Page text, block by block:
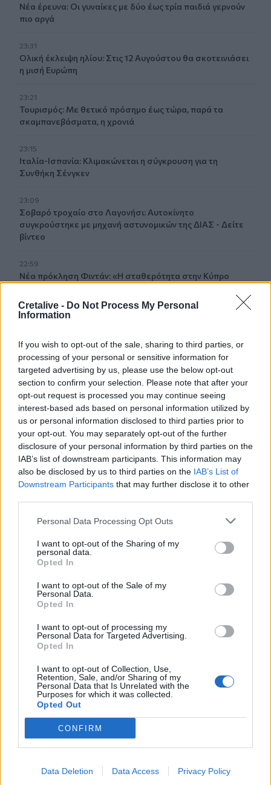
Cretalive - Do Not Process My Personal
Information
If you wish to opt-out of the sale, sharing to third parties, or
processing of your personal or sensitive information for
targeted advertising by us, please use the below opt-out
section to confirm your selection. Please note that after your
opt-out request is processed you may continue seeing
interest-based ads based on personal information utilized by
us or personal information disclosed to third parties prior to
your opt-out. You may separately opt-out of the further
disclosure of your personal information by third parties on the
IAB’s list of downstream participants. This information may
also be disclosed by us to third parties on the IAB’s List of
Downstream Participants that may further disclose it to other
Personal Data Processing Opt Outs
I want to opt-out of the Sharing of my
personal data.
Opted In
I want to opt-out of the Sale of my
Personal Data.
Opted In
I want to opt-out of processing my
Personal Data for Targeted Advertising.
Opted In
I want to opt-out of Collection, Use,
Retention, Sale, and/or Sharing of my
Personal Data that Is Unrelated with the
Purposes for which it was collected.
Opted Out
CONFIRM
Data Deletion Data Access Privacy Policy
Νέα έρευνα: Οι γυναίκες με δύο έως τρία παιδιά γερνούν
πιο αργά
23:31
Ολική έκλειψη ηλίου: Στις 12 Αυγούστου θα σκοτεινιάσει
η μισή Ευρώπη
23:21
Τουρισμός: Με θετικό πρόσημο έως τώρα, παρά τα
σκαμπανεβάσματα, η χρονιά
23:15
Ιταλία-Ισπανία: Κλιμακώνεται η σύγκρουση για τη
Συνθήκη Σένγκεν
23:09
Σοβαρό τροχαίο στο Λαγονήσι: Αυτοκίνητο
συγκρούστηκε με μηχανή αστυνομικών της ΔΙΑΣ - Δείτε
βίντεο
22:59
Νέα πρόκληση Φιντάν: «Η σταθερότητα στην Κύπρο
22:53
Ζωγράφου
22:45
Σητεία: Ένα τσιγάρο παραλίγο να βάλει φωτιά στις
Λιθίνες
22:38
Ιωάννα Τούνη: Στο νοσοκομείο με τροφική δηλητηρίαση η
influencer
22:32
Νέο χτύπημα στα Στενά του Ορμούζ: Βλήμα έπληξε
παντρεύονται ο Κριστιάνο Ρονάλντο με την Χεορχίνα -
Βίντεο
Nίκη της ΑΕΚ στο τελευταίο φιλικό πριν από τον ΟΦΗ
Γιάννης Κωνσταντέλιας: Μπαμπάς για δεύτερη φορά έγινε
ο ποδοσφαιριστής του ΠΑΟΚ
22:03
Τραγωδία στην Πάρο: Για ανθρωποκτονία από αμέλεια
κατηγορούνται οι γονείς του 4χρονου και ο ιδιοκτήτης
του beach bar
21:56
Νέα διοίκηση για το Κέντρο Κρητικής Λογοτεχνίας